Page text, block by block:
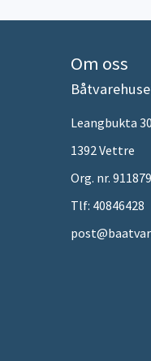
Om oss
Leangbukta
1392 Vettre
Org. nr.
Tlf: 40846428